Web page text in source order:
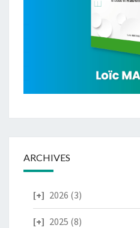
ARCHIVES
2026 (3)
2025 (8)